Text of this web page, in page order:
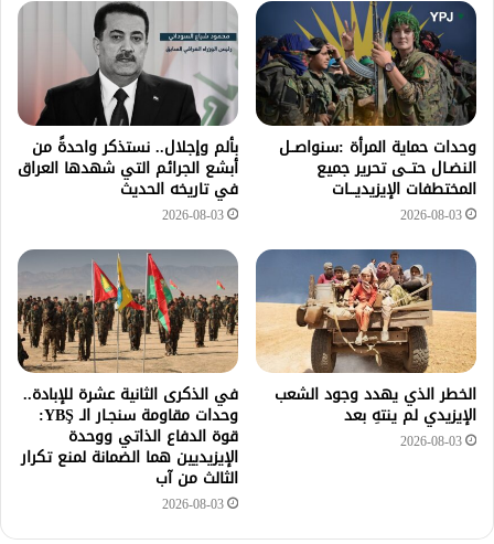
وحدات حماية المرأة :سنواصــل
النضـال حتــى تحرير جميع
المختطفات الإيزيديـــات
2026-08-03
بألم وإجلال.. نستذكر واحدةً من
أبشع الجرائم التي شهدها العراق
في تاريخه الحديث
2026-08-03
الخطر الذي يهدد وجود الشعب
الإيزيدي لم ينتهِ بعد
2026-08-03
في الذكرى الثانية عشرة للإبادة..
وحدات مقاومة سنجـار الـ YBŞ:
قوة الدفاع الذاتي ووحدة
الإيزيديين هما الضمانة لمنع تكرار
الثالث من آب
2026-08-03